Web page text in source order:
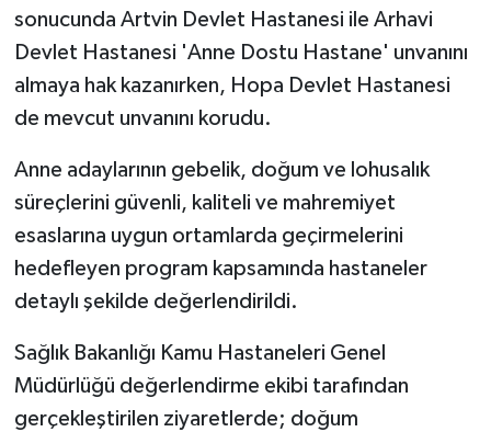
sonucunda Artvin Devlet Hastanesi ile Arhavi
Devlet Hastanesi 'Anne Dostu Hastane' unvanını
almaya hak kazanırken, Hopa Devlet Hastanesi
de mevcut unvanını korudu.
Anne adaylarının gebelik, doğum ve lohusalık
süreçlerini güvenli, kaliteli ve mahremiyet
esaslarına uygun ortamlarda geçirmelerini
hedefleyen program kapsamında hastaneler
detaylı şekilde değerlendirildi.
Sağlık Bakanlığı Kamu Hastaneleri Genel
Müdürlüğü değerlendirme ekibi tarafından
gerçekleştirilen ziyaretlerde; doğum